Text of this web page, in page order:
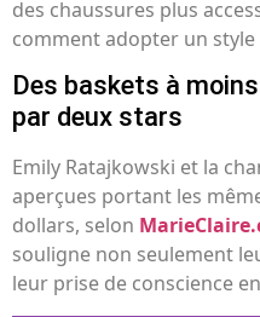
des chaussures plus
comment adopter un style
Des baskets à
par deux stars
Emily Ratajkowski et la
aperçues portant les
dollars, selon
souligne non seulement
leur prise de conscience